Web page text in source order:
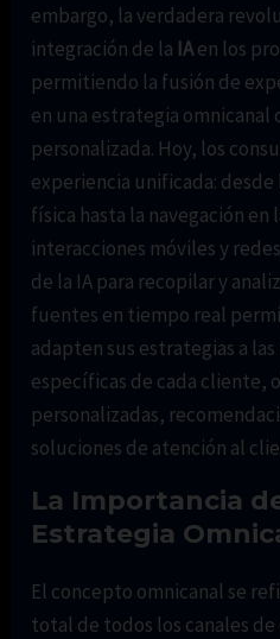
embargo, la verdadera
integración de la IAen los
permitiendo la fusión de
en una estrategia omnicanal
personalizada. Hoy, los
experiencia unificada: desde
física hasta la navegación en
interacciones móviles y
de la IA para recopilar y
fuentes en tiempo real
adapten sus estrategias a
específicas de cada cliente,
personalizadas,
soluciones de atención al
La Importancia
Estrategia
El concepto omnicanal se
total de todos los canales